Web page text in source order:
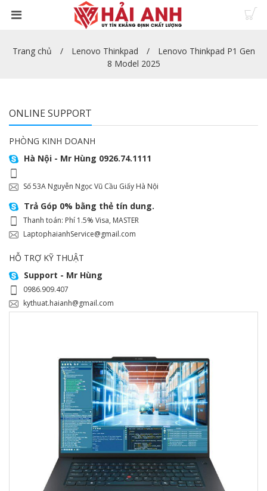
Trang chủ Lenovo Thinkpad
Lenovo Thinkpad P1 Gen
8 Model 2025
ONLINE SUPPORT
PHÒNG KINH DOANH
Hà Nội - Mr Hùng 0926.74.1111
Số 53A Nguyễn Ngọc Vũ Cầu Giấy Hà Nội
Trả Góp 0% bằng thẻ tín dung.
Thanh toán: Phí 1.5% Visa, MASTER
LaptophaianhService@gmail.com
HỖ TRỢ KỸ THUẬT
Support - Mr Hùng
0986.909.407
kythuat.haianh@gmail.com